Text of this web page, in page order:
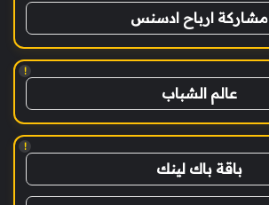
مشاركة ارباح ادسنس
!
عالم الشباب
!
باقة باك لينك